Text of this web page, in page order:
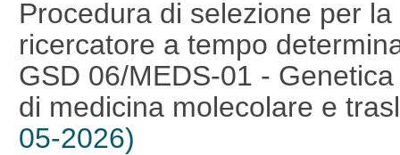
Procedura di selezione per
ricercatore a tempo
GSD 06/MEDS-01 -
di medicina molecolare e
05-2026)